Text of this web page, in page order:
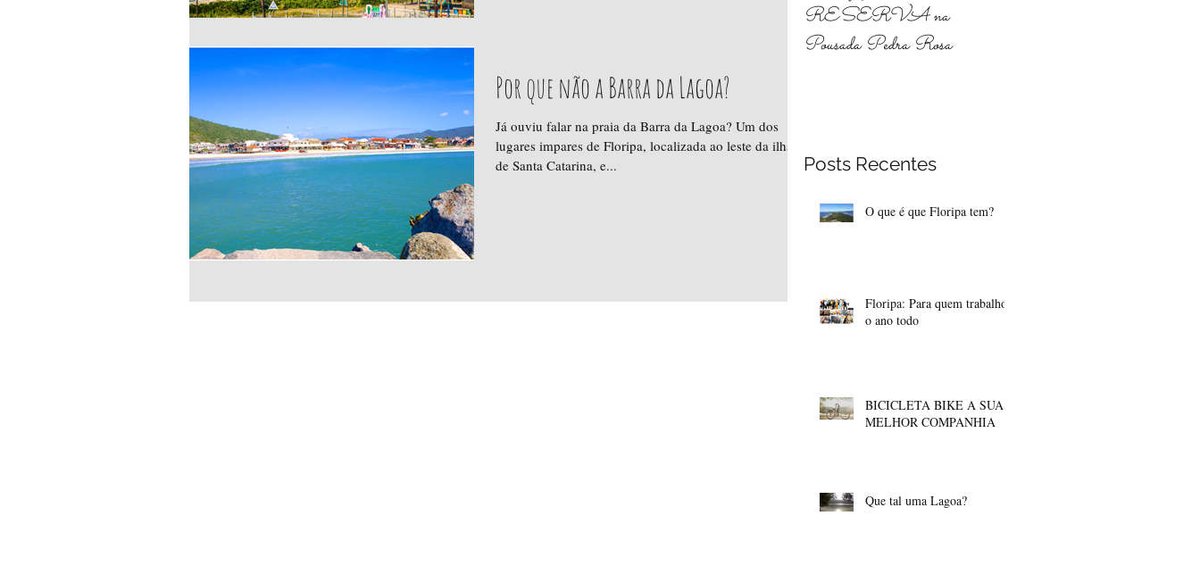
Por que não a Barra da Lagoa?
Já ouviu falar na praia da Barra da Lagoa? Um dos
lugares impares de Floripa, localizada ao leste da ilha
de Santa Catarina, e...
RESERVA na
Pousada Pedra Rosa
Posts Recentes
O que é que Floripa tem?
Floripa: Para quem trabalhou
o ano todo
BICICLETA BIKE A SUA
MELHOR COMPANHIA
Que tal uma Lagoa?